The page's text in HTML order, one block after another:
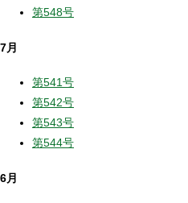
第548号
7月
第541号
第542号
第543号
第544号
6月